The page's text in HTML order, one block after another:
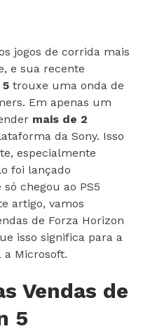
jogos de corrida mais
e sua recente
trouxe uma onda de
Em apenas um
mais de 2
da Sony. Isso
especialmente
foi lançado
chegou ao PS5
artigo, vamos
de Forza Horizon
isso significa para a
a Microsoft.
Vendas de
5